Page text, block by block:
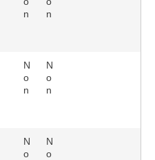
n
n
N
o
n
N
o
n
N
o
N
o